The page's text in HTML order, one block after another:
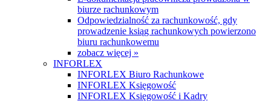
biurze rachunkowym
Odpowiedzialność za rachunkowość, gdy
prowadzenie ksiąg rachunkowych powierzono
biuru rachunkowemu
zobacz więcej »
INFORLEX
INFORLEX Biuro Rachunkowe
INFORLEX Księgowość
INFORLEX Księgowość i Kadry